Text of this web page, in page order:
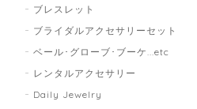
ブレスレット
ブライダルアクセサリーセット
ベール･グローブ･ブーケ...etc
レンタルアクセサリー
Daily Jewelry